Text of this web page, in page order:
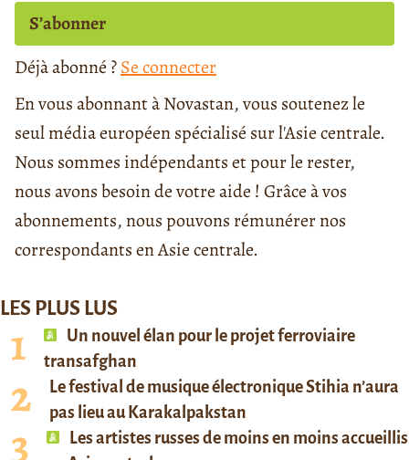
S’abonner
Déjà abonné ?Se connecter
En vous abonnant à Novastan, vous soutenez le
seul média européen spécialisé sur l'Asie centrale.
Nous sommes indépendants et pour le rester,
nous avons besoin de votre aide ! Grâce à vos
abonnements, nous pouvons rémunérer nos
correspondants en Asie centrale.
LES PLUS LUS
Un nouvel élan pour le projet ferroviaire
transafghan
Le festival de musique électronique Stihia n’aura
pas lieu au Karakalpakstan
Les artistes russes de moins en moins accueillis